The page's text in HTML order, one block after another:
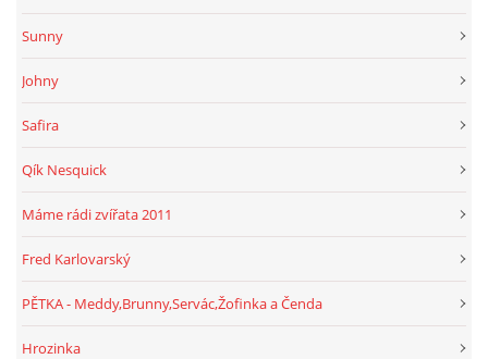
Sunny
Johny
Safira
Qík Nesquick
Máme rádi zvířata 2011
Fred Karlovarský
PĚTKA - Meddy,Brunny,Servác,Žofinka a Čenda
Hrozinka